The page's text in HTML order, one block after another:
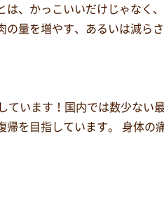
は、かっこいいだけじゃなく
の量を増やす、あるいは減ら
ています！国内では数少ない
帰を目指しています。 身体の